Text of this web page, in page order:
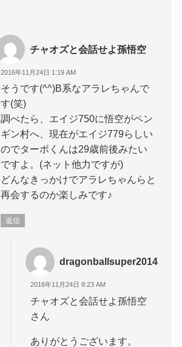
チャオズと会話せよ孫悟空
2016年11月24日 1:19 AM
そうです(^^)B系なアラレちゃんで
す(笑)
調べたら、エイジ750に悟空がペン
ギン村へ、現在がエイジ779らしい
のでターボくんは29歳前後みたい
ですよ。(ネット他力ですが)
どんなきっかけでアラレちゃんらと
再会するのか楽しみです♪
返信
dragonballsuper2014
2016年11月24日 8:23 AM
チャオズと会話せよ孫悟空
さん
ありがとうございます。